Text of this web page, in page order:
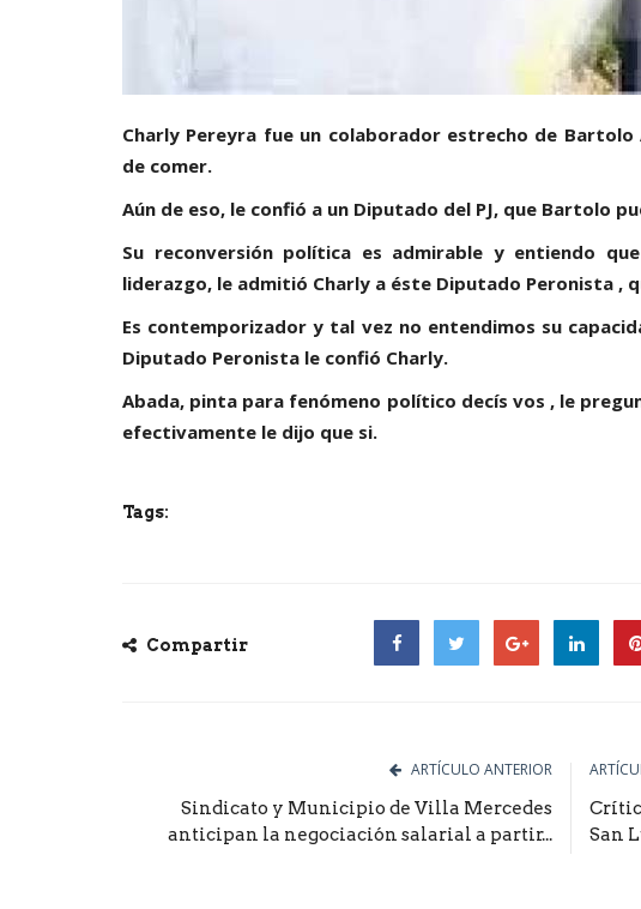
Charly Pereyra fue un colaborador estrecho de
de comer.
Aún de eso, le confió a un Diputado del PJ, que Bartolo
Su reconversión política es admirable y entiendo
liderazgo, le admitió Charly a éste Diputado Peronista ,
Es contemporizador y tal vez no entendimos su
Diputado Peronista le confió Charly.
Abada, pinta para fenómeno político decís vos , le
efectivamente le dijo que si.
Tags:
Compartir
ARTÍCULO ANTERIOR
Sindicato y Municipio de Villa Mercedes
anticipan la negociación salarial a partir...
San